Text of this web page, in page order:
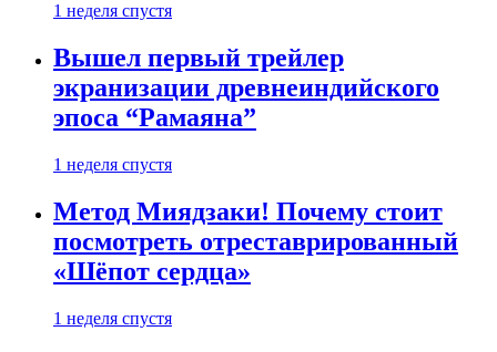
1 неделя спустя
Вышел первый трейлер
экранизации древнеиндийского
эпоса “Рамаяна”
1 неделя спустя
Метод Миядзаки! Почему стоит
посмотреть отреставрированный
«Шёпот сердца»
1 неделя спустя